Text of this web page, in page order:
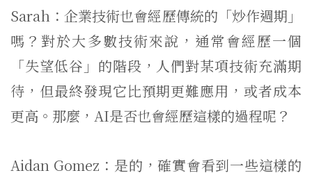
Sarah：企業技術也會經歷傳統的「炒作週期」
嗎？對於大多數技術來說，通常會經歷一個
「失望低谷」的階段，人們對某項技術充滿期
待，但最終發現它比預期更難應用，或者成本
更高。那麼，AI是否也會經歷這樣的過程呢？
Aidan Gomez：是的，確實會看到一些這樣的